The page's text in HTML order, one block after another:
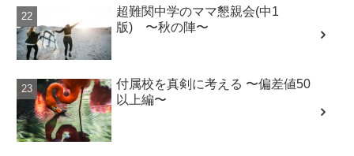
超難関中学のママ懇親会(中1
版) 〜秋の陣〜
付属校を真剣に考える 〜偏差値50
以上編〜